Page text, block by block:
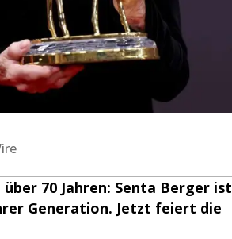
70 Jahren: Senta Berger ist
Generation. Jetzt feiert die